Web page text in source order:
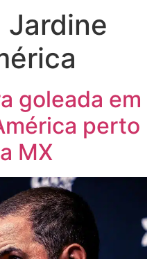
Jardine
goleada em
perto
MX